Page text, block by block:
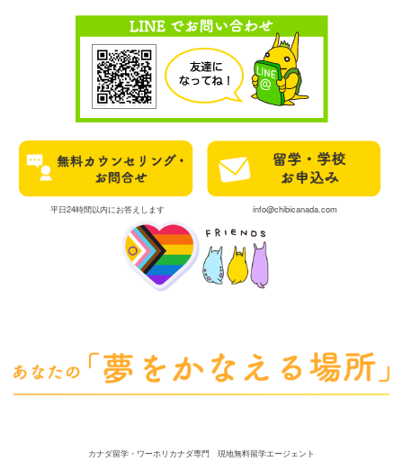
平日24時間以内にお答えします info@chibicanada.com
カナダ留学・ワーホリカナダ専門 現地無料留学エージェント